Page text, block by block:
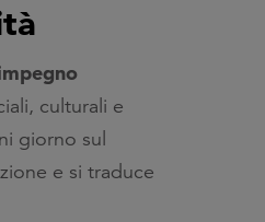
culturali e
giorno sul
e si traduce